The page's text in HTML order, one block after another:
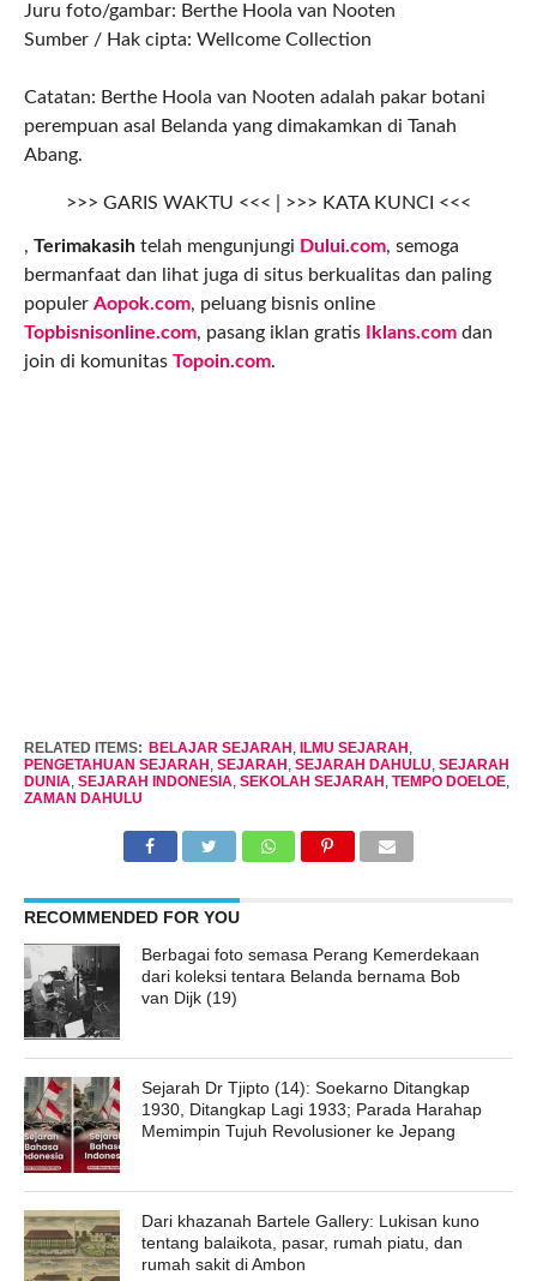
Juru foto/gambar: Berthe Hoola van Nooten
Sumber / Hak cipta: Wellcome Collection
Catatan: Berthe Hoola van Nooten adalah pakar botani
perempuan asal Belanda yang dimakamkan di Tanah
Abang.
>>> GARIS WAKTU <<< | >>> KATA KUNCI <<<
, Terimakasihtelah mengunjungi Dului.com, semoga
bermanfaat dan lihat juga di situs berkualitas dan paling
populer Aopok.com, peluang bisnis online
Topbisnisonline.com, pasang iklan gratis Iklans.comdan
join di komunitas Topoin.com.
RELATED ITEMS: BELAJAR SEJARAH , ILMU SEJARAH ,
PENGETAHUAN SEJARAH , SEJARAH , SEJARAH DAHULU, SEJARAH
DUNIA, SEJARAH INDONESIA, SEKOLAH SEJARAH , TEMPO DOELOE,
ZAMAN DAHULU
RECOMMENDED FOR YOU
Berbagai foto semasa Perang Kemerdekaan
dari koleksi tentara Belanda bernama Bob
van Dijk (19)
Sejarah Dr Tjipto (14): Soekarno Ditangkap
1930, Ditangkap Lagi 1933; Parada Harahap
Memimpin Tujuh Revolusioner ke Jepang
Dari khazanah Bartele Gallery: Lukisan kuno
tentang balaikota, pasar, rumah piatu, dan
rumah sakit di Ambon